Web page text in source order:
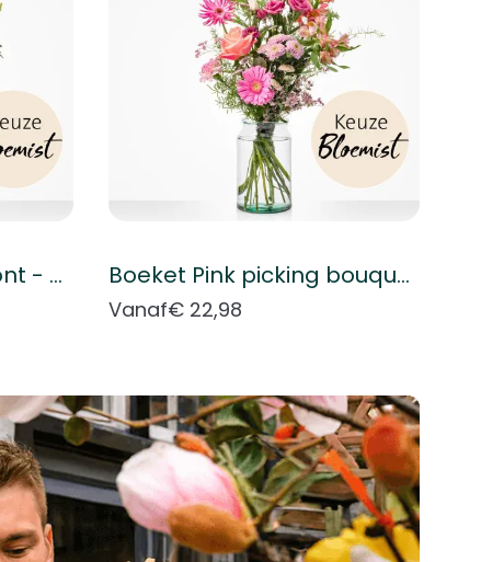
Boeket Plukboeket bont - Keuze bloemist Boeket Pink picking bouquet - Florist's choice
Vanaf€ 22,98